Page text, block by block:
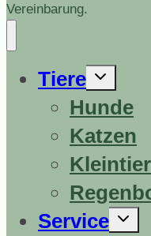
Vereinbarung.
Tiere
Untermenü
erweitern
Hunde
Katzen
Service
erweitern